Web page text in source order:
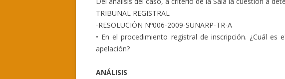
TRIBUNAL REGISTRAL
-RESOLUCIÓN Nº006-2009-SUNARP-TR-A
• En el procedimiento registral de inscripción. ¿Cuál es
apelación?
ANÁLISIS